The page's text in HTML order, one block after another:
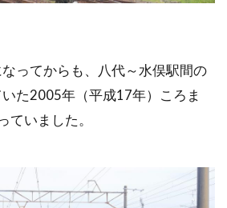
ってからも、八代～水俣駅間の
た2005年（平成17年）ころま
ていました。